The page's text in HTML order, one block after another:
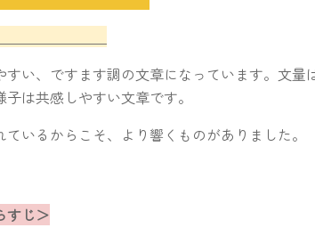
構成
すい、ですます調の文章になっています。文
は共感しやすい文章です。
いるからこそ、より響くものがありました。
すじ＞